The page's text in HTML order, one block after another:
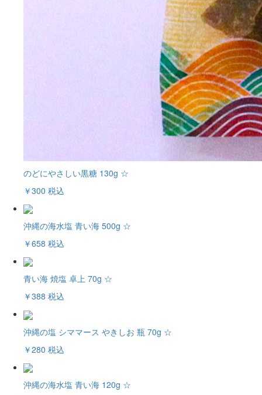
のどにやさしい黒糖 130g ☆
￥300 税込
沖縄の海水塩 青い海 500g ☆
￥658 税込
青い海 焼塩 卓上 70g ☆
￥388 税込
沖縄の塩 シママース やきしお 瓶 70g ☆
￥280 税込
沖縄の海水塩 青い海 120g ☆